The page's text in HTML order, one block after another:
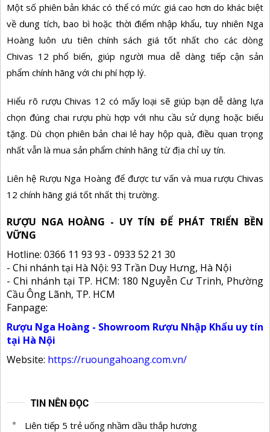
Một số phiên bản khác có thể có mức giá cao hơn do khác biệt
về dung tích, bao bì hoặc thời điểm nhập khẩu, tuy nhiên Nga
Hoàng luôn ưu tiên chính sách giá tốt nhất cho các dòng
Chivas 12 phổ biến, giúp người mua dễ dàng tiếp cận sản
phẩm chính hãng với chi phí hợp lý.
Hiểu rõ rượu Chivas 12 có mấy loại sẽ giúp bạn dễ dàng lựa
chọn đúng chai rượu phù hợp với nhu cầu sử dụng hoặc biếu
tặng. Dù chọn phiên bản chai lẻ hay hộp quà, điều quan trọng
nhất vẫn là mua sản phẩm chính hãng từ địa chỉ uy tín.
Liên hệ Rượu Nga Hoàng để được tư vấn và mua rượu Chivas
12 chính hãng giá tốt nhất thị trường.
RƯỢU NGA HOÀNG - UY TÍN ĐỂ PHÁT TRIỂN BỀN
VỮNG
Hotline: 0366 11 93 93 - 0933 52 21 30
- Chi nhánh tại Hà Nội: 93 Trần Duy Hưng, Hà Nội
- Chi nhánh tại TP. HCM: 180 Nguyễn Cư Trinh, Phường
Cầu Ông Lãnh, TP. HCM
Fanpage:
Rượu Nga Hoàng - Showroom Rượu Nhập Khẩu uy tín
tại Hà Nội
Website: https://ruoungahoang.com.vn/
TIN NÊN ĐỌC
Liên tiếp 5 trẻ uống nhầm dầu thắp hương